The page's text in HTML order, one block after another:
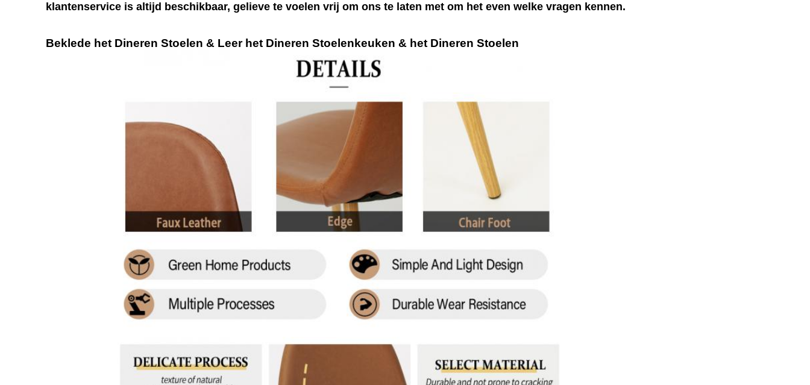
Laat een bericht achter
We bellen je snel terug!
VERZENDEN
klantenservice is altijd beschikbaar, gelieve te voelen vrij om ons te laten met om het even welke vragen kennen.
Beklede het Dineren Stoelen & Leer het Dineren Stoelenkeuken & het Dineren Stoelen